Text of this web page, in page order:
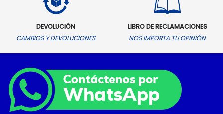
DEVOLUCIÓN
CAMBIOS Y DEVOLUCIONES
LIBRO DE RECLAMACIONES
NOS IMPORTA TU OPINIÓN